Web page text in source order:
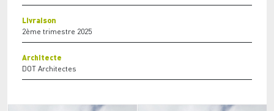
Livraison
2ème trimestre 2025
Architecte
DOT Architectes